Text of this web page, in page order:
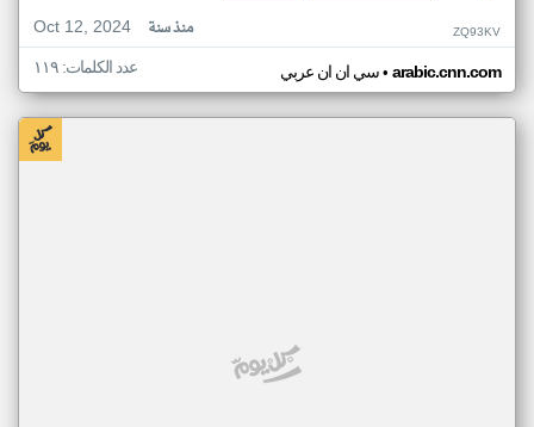
Oct 12, 2024
منذ سنة ZQ93KV
سي ان ان عربي• arabic.cnn.com عدد الكلمات: ١١٩